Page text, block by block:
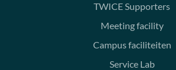
TWICE Supporters
Meeting facility
Campus faciliteiten
Service Lab